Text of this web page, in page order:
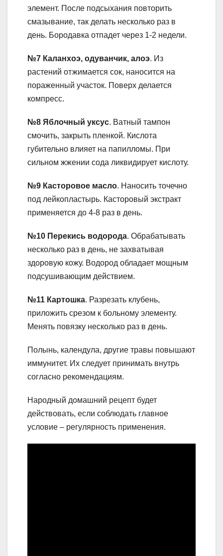
элемент. После подсыхания повторить
смазывание, так делать несколько раз в
день. Бородавка отпадет через 1-2 недели.
№7 Каланхоэ, одуванчик, алоэ. Из
растений отжимается сок, наносится на
пораженный участок. Поверх делается
компресс.
№8 Яблочный уксус. Ватный тампон
смочить, закрыть пленкой. Кислота
губительно влияет на папилломы. При
сильном жжении сода ликвидирует кислоту.
№9 Касторовое масло. Наносить точечно
под лейкопластырь. Касторовый экстракт
применяется до 4-8 раз в день.
№10 Перекись водорода. Обрабатывать
несколько раз в день, не захватывая
здоровую кожу. Водород обладает мощным
подсушивающим действием.
№11 Картошка. Разрезать клубень,
приложить срезом к больному элементу.
Менять повязку несколько раз в день.
Полынь, календула, другие травы повышают
иммунитет. Их следует принимать внутрь
согласно рекомендациям.
Народный домашний рецепт будет
действовать, если соблюдать главное
условие – регулярность применения.